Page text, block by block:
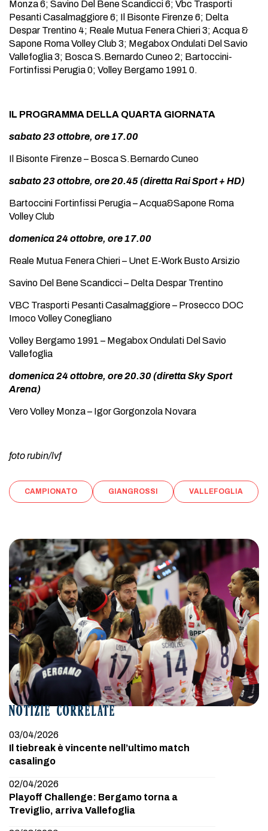
NOTIZIE CORRELATE
03/04/2026
Il tiebreak è vincente nell’ultimo match
casalingo
02/04/2026
Playoff Challenge: Bergamo torna a
Treviglio, arriva Vallefoglia
Monza 6; Savino Del Bene Scandicci 6; Vbc Trasporti
Pesanti Casalmaggiore 6; Il Bisonte Firenze 6; Delta
Despar Trentino 4; Reale Mutua Fenera Chieri 3; Acqua &
Sapone Roma Volley Club 3; Megabox Ondulati Del Savio
Vallefoglia 3; Bosca S.Bernardo Cuneo 2; Bartoccini-
Fortinfissi Perugia 0; Volley Bergamo 1991 0.
IL PROGRAMMA DELLA QUARTA GIORNATA
sabato 23 ottobre, ore 17.00
Il Bisonte Firenze – Bosca S.Bernardo Cuneo
sabato 23 ottobre, ore 20.45 (diretta Rai Sport + HD)
Bartoccini Fortinfissi Perugia – Acqua&Sapone Roma
Volley Club
domenica 24 ottobre, ore 17.00
Reale Mutua Fenera Chieri – Unet E-Work Busto Arsizio
Savino Del Bene Scandicci – Delta Despar Trentino
VBC Trasporti Pesanti Casalmaggiore – Prosecco DOC
Imoco Volley Conegliano
Volley Bergamo 1991 – Megabox Ondulati Del Savio
Vallefoglia
domenica 24 ottobre, ore 20.30 (diretta Sky Sport
Arena)
Vero Volley Monza – Igor Gorgonzola Novara
foto rubin/lvf
CAMPIONATO GIANGROSSI VALLEFOGLIA